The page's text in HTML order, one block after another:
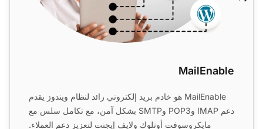
MailEnable
MailEnable هو خادم بريد إلكتروني رائد لنظام ويندوز يقدم
دعم IMAP وPOP3 وSMTP بشكل آمن، مع تكامل سلس مع
مايكروسوفت أوتلوك ولايف إيجنت لتعزيز دعم العملاء.